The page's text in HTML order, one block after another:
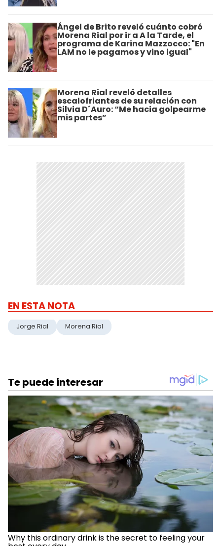
Ángel de Brito reveló cuánto cobró
Morena Rial por ir a A la Tarde, el
programa de Karina Mazzocco: "En
LAM no le pagamos y vino igual"
Morena Rial reveló detalles
escalofriantes de su relación con
Silvia D´Auro: “Me hacia golpearme
mis partes”
EN ESTA NOTA
Jorge Rial Morena Rial